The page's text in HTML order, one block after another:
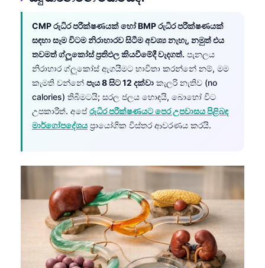
CMP රුධිර පරීක්ෂණයක් හෝ BMP රුධිර පරීක්ෂණයක්
සඳහා සෑම විටම නිරාහාරව සිටීම අවශ්‍ය නැහැ, නමුත් එය
තවමත් ග්ලූකෝස් ප්‍රතිඵල කියවීමේදී වැදගත්. පැනලය
නිරාහාර ග්ලූකෝස් ඇගයීමට භාවිතා කරන්නේ නම්, මම
කැමති වන්නේ පැය 8 සිට 12 දක්වා කැලරි නැතිව (no
calories) තිබීමටයි; සරල ජලය හොඳයි, බොහෝ විට
උපකාරීත්. අපේරුධිර පරීක්ෂණයට පෙර උපවාසය පිළිබඳ
මාර්ගෝපදේශය ප්‍රායෝගික විස්තර ආවරණය කරයි.
Српски језик
Svenska
Bosanski
Azərbaycan dili
ქართული
Русский
Lietuvių kalba
Polski
한국어
Slovenščina